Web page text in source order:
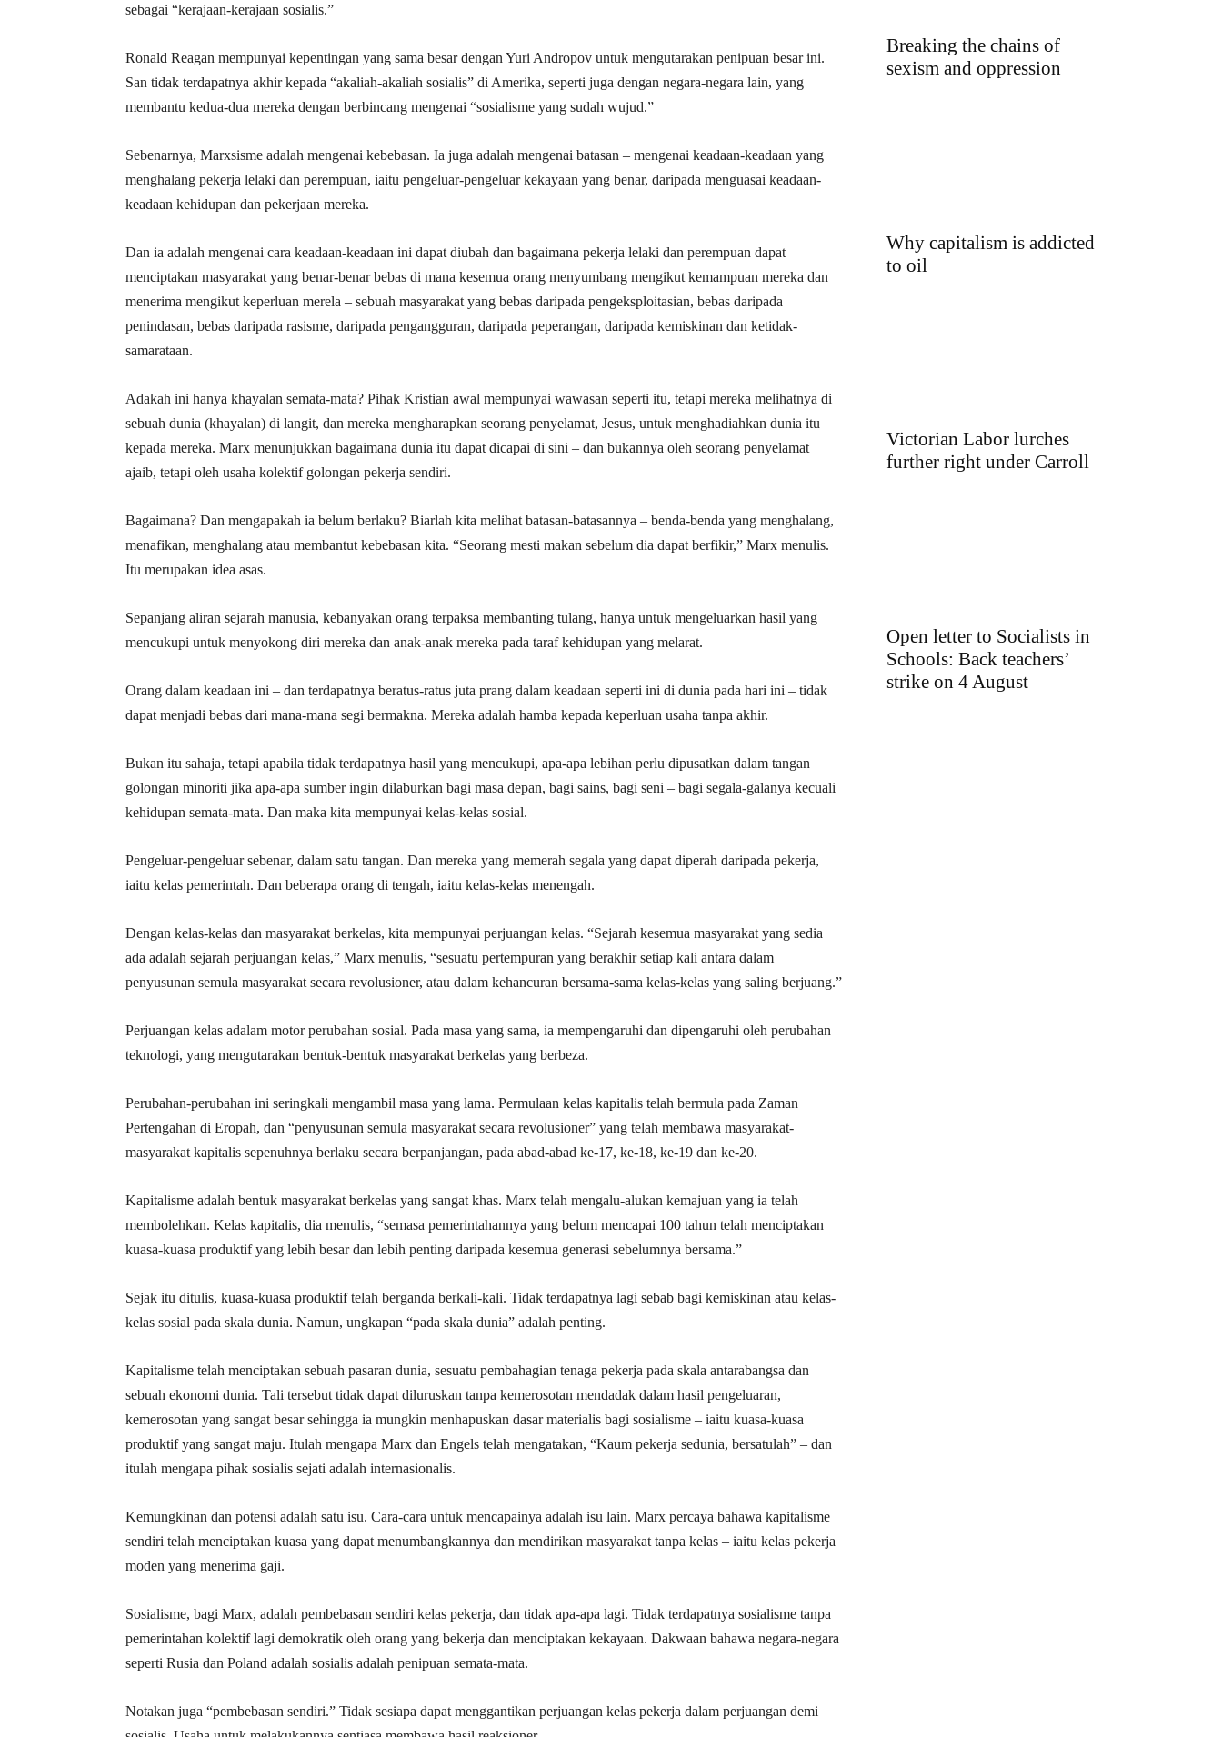
sebagai “kerajaan-kerajaan sosialis.”
Ronald Reagan mempunyai kepentingan yang sama besar dengan Yuri Andropov untuk mengutarakan penipuan besar ini.
San tidak terdapatnya akhir kepada “akaliah-akaliah sosialis” di Amerika, seperti juga dengan negara-negara lain, yang
membantu kedua-dua mereka dengan berbincang mengenai “sosialisme yang sudah wujud.”
Sebenarnya, Marxsisme adalah mengenai kebebasan. Ia juga adalah mengenai batasan – mengenai keadaan-keadaan yang
menghalang pekerja lelaki dan perempuan, iaitu pengeluar-pengeluar kekayaan yang benar, daripada menguasai keadaan-
keadaan kehidupan dan pekerjaan mereka.
Dan ia adalah mengenai cara keadaan-keadaan ini dapat diubah dan bagaimana pekerja lelaki dan perempuan dapat
menciptakan masyarakat yang benar-benar bebas di mana kesemua orang menyumbang mengikut kemampuan mereka dan
menerima mengikut keperluan merela – sebuah masyarakat yang bebas daripada pengeksploitasian, bebas daripada
penindasan, bebas daripada rasisme, daripada pengangguran, daripada peperangan, daripada kemiskinan dan ketidak-
samarataan.
Adakah ini hanya khayalan semata-mata? Pihak Kristian awal mempunyai wawasan seperti itu, tetapi mereka melihatnya di
sebuah dunia (khayalan) di langit, dan mereka mengharapkan seorang penyelamat, Jesus, untuk menghadiahkan dunia itu
kepada mereka. Marx menunjukkan bagaimana dunia itu dapat dicapai di sini – dan bukannya oleh seorang penyelamat
ajaib, tetapi oleh usaha kolektif golongan pekerja sendiri.
Bagaimana? Dan mengapakah ia belum berlaku? Biarlah kita melihat batasan-batasannya – benda-benda yang menghalang,
menafikan, menghalang atau membantut kebebasan kita. “Seorang mesti makan sebelum dia dapat berfikir,” Marx menulis.
Itu merupakan idea asas.
Sepanjang aliran sejarah manusia, kebanyakan orang terpaksa membanting tulang, hanya untuk mengeluarkan hasil yang
mencukupi untuk menyokong diri mereka dan anak-anak mereka pada taraf kehidupan yang melarat.
Orang dalam keadaan ini – dan terdapatnya beratus-ratus juta prang dalam keadaan seperti ini di dunia pada hari ini – tidak
dapat menjadi bebas dari mana-mana segi bermakna. Mereka adalah hamba kepada keperluan usaha tanpa akhir.
Bukan itu sahaja, tetapi apabila tidak terdapatnya hasil yang mencukupi, apa-apa lebihan perlu dipusatkan dalam tangan
golongan minoriti jika apa-apa sumber ingin dilaburkan bagi masa depan, bagi sains, bagi seni – bagi segala-galanya kecuali
kehidupan semata-mata. Dan maka kita mempunyai kelas-kelas sosial.
Pengeluar-pengeluar sebenar, dalam satu tangan. Dan mereka yang memerah segala yang dapat diperah daripada pekerja,
iaitu kelas pemerintah. Dan beberapa orang di tengah, iaitu kelas-kelas menengah.
Dengan kelas-kelas dan masyarakat berkelas, kita mempunyai perjuangan kelas. “Sejarah kesemua masyarakat yang sedia
ada adalah sejarah perjuangan kelas,” Marx menulis, “sesuatu pertempuran yang berakhir setiap kali antara dalam
penyusunan semula masyarakat secara revolusioner, atau dalam kehancuran bersama-sama kelas-kelas yang saling berjuang.”
Perjuangan kelas adalam motor perubahan sosial. Pada masa yang sama, ia mempengaruhi dan dipengaruhi oleh perubahan
teknologi, yang mengutarakan bentuk-bentuk masyarakat berkelas yang berbeza.
Perubahan-perubahan ini seringkali mengambil masa yang lama. Permulaan kelas kapitalis telah bermula pada Zaman
Pertengahan di Eropah, dan “penyusunan semula masyarakat secara revolusioner” yang telah membawa masyarakat-
masyarakat kapitalis sepenuhnya berlaku secara berpanjangan, pada abad-abad ke-17, ke-18, ke-19 dan ke-20.
Kapitalisme adalah bentuk masyarakat berkelas yang sangat khas. Marx telah mengalu-alukan kemajuan yang ia telah
membolehkan. Kelas kapitalis, dia menulis, “semasa pemerintahannya yang belum mencapai 100 tahun telah menciptakan
kuasa-kuasa produktif yang lebih besar dan lebih penting daripada kesemua generasi sebelumnya bersama.”
Sejak itu ditulis, kuasa-kuasa produktif telah berganda berkali-kali. Tidak terdapatnya lagi sebab bagi kemiskinan atau kelas-
kelas sosial pada skala dunia. Namun, ungkapan “pada skala dunia” adalah penting.
Kapitalisme telah menciptakan sebuah pasaran dunia, sesuatu pembahagian tenaga pekerja pada skala antarabangsa dan
sebuah ekonomi dunia. Tali tersebut tidak dapat diluruskan tanpa kemerosotan mendadak dalam hasil pengeluaran,
kemerosotan yang sangat besar sehingga ia mungkin menhapuskan dasar materialis bagi sosialisme – iaitu kuasa-kuasa
produktif yang sangat maju. Itulah mengapa Marx dan Engels telah mengatakan, “Kaum pekerja sedunia, bersatulah” – dan
itulah mengapa pihak sosialis sejati adalah internasionalis.
Kemungkinan dan potensi adalah satu isu. Cara-cara untuk mencapainya adalah isu lain. Marx percaya bahawa kapitalisme
sendiri telah menciptakan kuasa yang dapat menumbangkannya dan mendirikan masyarakat tanpa kelas – iaitu kelas pekerja
moden yang menerima gaji.
Sosialisme, bagi Marx, adalah pembebasan sendiri kelas pekerja, dan tidak apa-apa lagi. Tidak terdapatnya sosialisme tanpa
pemerintahan kolektif lagi demokratik oleh orang yang bekerja dan menciptakan kekayaan. Dakwaan bahawa negara-negara
seperti Rusia dan Poland adalah sosialis adalah penipuan semata-mata.
Notakan juga “pembebasan sendiri.” Tidak sesiapa dapat menggantikan perjuangan kelas pekerja dalam perjuangan demi
Breaking the chains of
sexism and oppression
Why capitalism is addicted
to oil
Victorian Labor lurches
further right under Carroll
Open letter to Socialists in
Schools: Back teachers’
strike on 4 August